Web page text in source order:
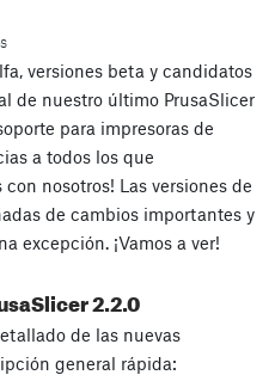
versiones beta y candidatos
de nuestro último PrusaSlicer
para impresoras de
a todos los que
nosotros! Las versiones de
de cambios importantes y
excepción. ¡Vamos a ver!
2.2.0
de las nuevas
general rápida: